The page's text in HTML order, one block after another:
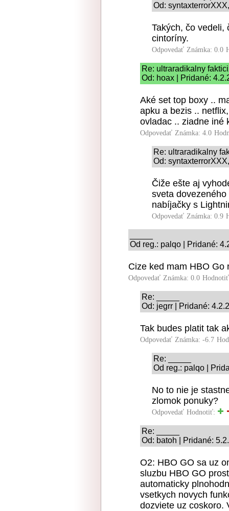
Od:
Takých, čo vedeli,
cintoríny.
Odpovedať Známka: 0.0
Re: ultraradikalny
Od: hoax | Pridané:
Aké set top boxy ..
apku a bezis ..
ovladac .. ziadne iné
Odpovedať Známka: 4.0
Re: ultraradikalny
Od:
Čiže ešte aj
sveta
nabíjačky s
Odpovedať Známka: 0.9
Od reg.: palqo | Pridané:
Cize ked mam HBO Go
Odpovedať Známka: 0.0
Re: _____
Od: jegrr | Pridané:
Tak budes platit tak
Odpovedať Známka: -6.7
Re: _____
Od reg.: palqo |
No to nie je
zlomok ponuky?
Odpovedať Hodnotiť:
Re: _____
Od: batoh | Pridané:
O2: HBO GO sa uz
sluzbu HBO GO
automaticky
vsetkych novych
dozviete uz coskoro.